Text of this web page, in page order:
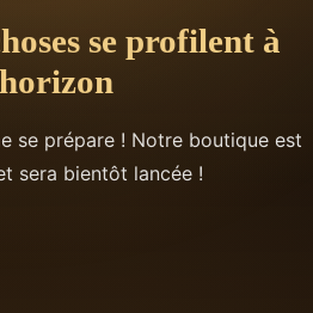
se profilent à
se prépare ! Notre boutique est
sera bientôt lancée !